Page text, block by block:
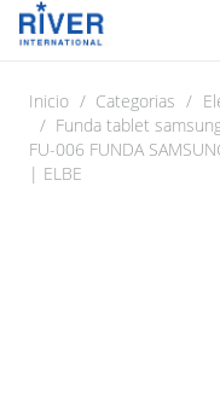
Inicio / Categorias /
/ Funda tablet
FU-006 FUNDA
| ELBE